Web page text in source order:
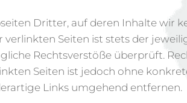
Dritter, auf deren Inhalte wir
Seiten ist stets der
Rechtsverstöße überprüft.
Seiten ist jedoch ohne
Links umgehend entfernen.